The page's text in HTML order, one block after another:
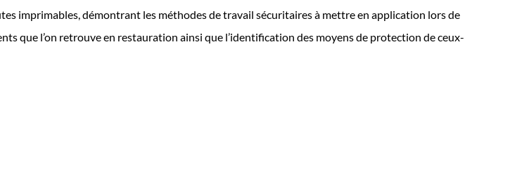
imprimables, démontrant les méthodes de travail sécuritaires à mettre en application lors de
que l’on retrouve en restauration ainsi que l’identification des moyens de protection de ceux-